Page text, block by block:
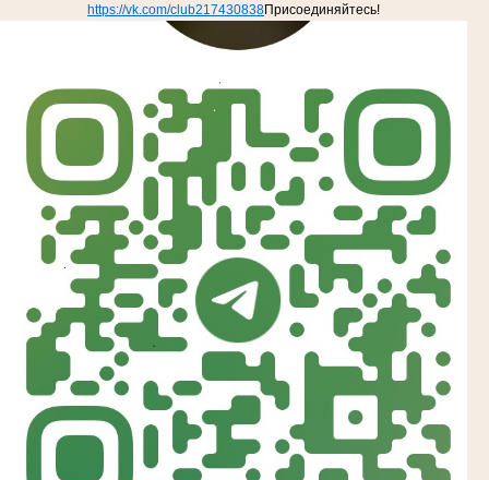
https://vk.com/club217430838Присоединяйтесь!